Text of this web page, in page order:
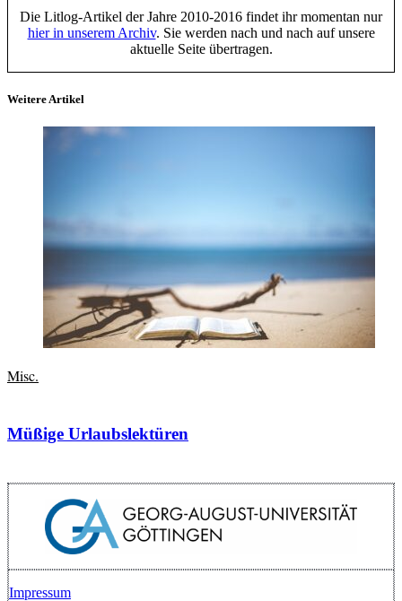
Die Litlog-Artikel der Jahre 2010-2016 findet ihr momentan nur
hier in unserem Archiv. Sie werden nach und nach auf unsere
aktuelle Seite übertragen.
Weitere Artikel
Misc.
Müßige Urlaubslektüren
Impressum